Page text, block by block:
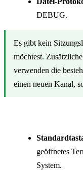
DEBUG.
Es gibt kein
möchtest.
verwenden die
einen neuen Kanal,
geöffnetes
System.